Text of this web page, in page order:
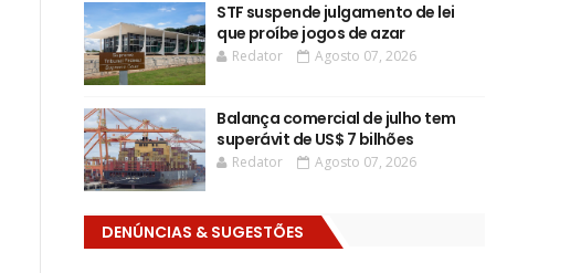
STF suspende julgamento de lei
que proíbe jogos de azar
Redator Agosto 07, 2026
Balança comercial de julho tem
superávit de US$ 7 bilhões
Redator Agosto 07, 2026
DENÚNCIAS & SUGESTÕES